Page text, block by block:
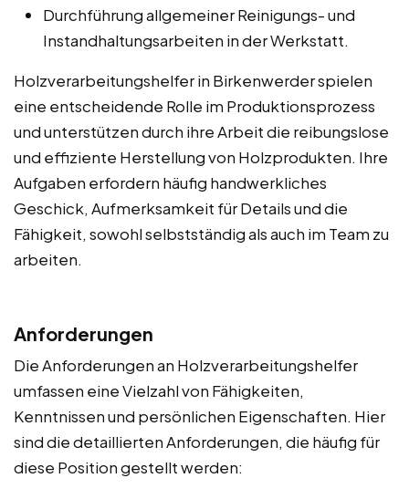
Durchführung allgemeiner Reinigungs- und
Instandhaltungsarbeiten in der Werkstatt.
Holzverarbeitungshelfer in Birkenwerder spielen
eine entscheidende Rolle im Produktionsprozess
und unterstützen durch ihre Arbeit die reibungslose
und effiziente Herstellung von Holzprodukten. Ihre
Aufgaben erfordern häufig handwerkliches
Geschick, Aufmerksamkeit für Details und die
Fähigkeit, sowohl selbstständig als auch im Team zu
arbeiten.
Anforderungen
Die Anforderungen an Holzverarbeitungshelfer
umfassen eine Vielzahl von Fähigkeiten,
Kenntnissen und persönlichen Eigenschaften. Hier
sind die detaillierten Anforderungen, die häufig für
diese Position gestellt werden: